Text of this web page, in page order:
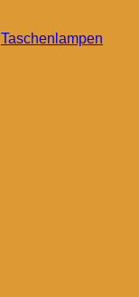
Taschenlampen